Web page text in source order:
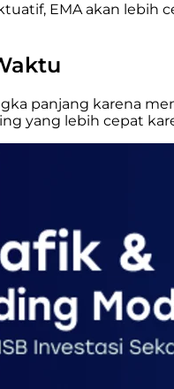
EMA akan
panjang karena
yang lebih cepat